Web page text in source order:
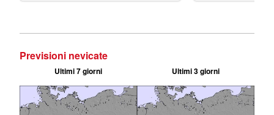
Previsioni nevicate
Ultimi 7 giorni Ultimi 3 giorni